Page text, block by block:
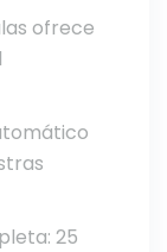
ofrece
25